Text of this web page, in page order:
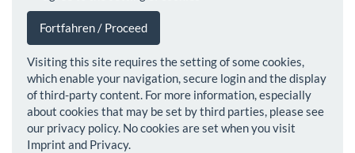
Fortfahren / Proceed
Visiting this site requires the setting of some cookies,
which enable your navigation, secure login and the display
of third-party content. For more information, especially
about cookies that may be set by third parties, please see
our privacy policy. No cookies are set when you visit
Imprint and Privacy.